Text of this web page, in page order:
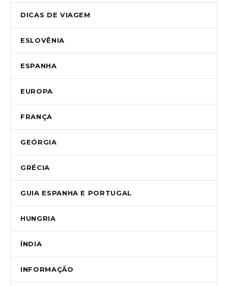
DICAS DE VIAGEM
ESLOVÊNIA
ESPANHA
EUROPA
FRANÇA
GEÓRGIA
GRÉCIA
GUIA ESPANHA E PORTUGAL
HUNGRIA
ÍNDIA
INFORMAÇÃO